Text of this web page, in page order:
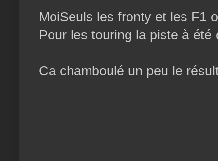
MoiSeuls les fronty et les F1
Pour les touring la piste à été
Ca chamboulé un peu le